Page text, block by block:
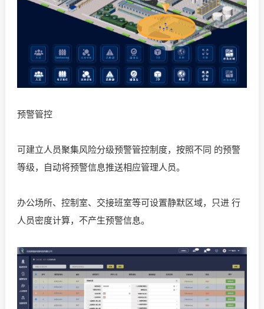
预警管控
可建立人员聚集风险分级预警管控制度，按照不同 的预警
等级，自动将预警信息推送相应管理人员。
办公场所、控制室、交接班室等可设置静默区域，只进 行
人员密度计算，不产生预警信息。